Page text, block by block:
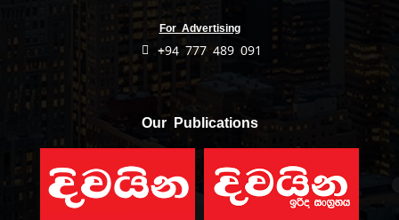
For Advertising
+94 777 489 091
Our Publications